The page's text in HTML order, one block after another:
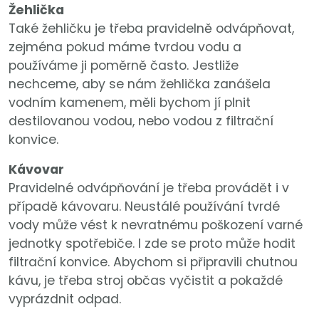
Žehlička
Také žehličku je třeba pravidelně odvápňovat,
zejména pokud máme tvrdou vodu a
používáme ji poměrně často. Jestliže
nechceme, aby se nám žehlička zanášela
vodním kamenem, měli bychom jí plnit
destilovanou vodou, nebo vodou z filtrační
konvice.
Kávovar
Pravidelné odvápňování je třeba provádět i v
případě kávovaru. Neustálé používání tvrdé
vody může vést k nevratnému poškození varné
jednotky spotřebiče. I zde se proto může hodit
filtrační konvice. Abychom si připravili chutnou
kávu, je třeba stroj občas vyčistit a pokaždé
vyprázdnit odpad.